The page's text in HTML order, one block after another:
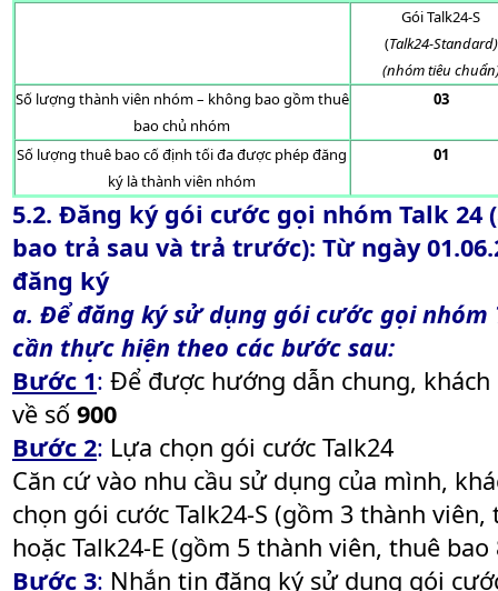
Gói Talk24-S
(Talk24-Standard)
(nhóm tiêu
Số lượng thành viên nhóm – không bao gồm thuê
bao chủ nhóm
03
Số lượng thuê bao cố định tối đa được phép đăng
ký là thành viên nhóm
01
5.2. Đăng ký gói cước gọi nhóm Talk 24
bao trả sau và trả trước): Từ ngày
đăng ký
a. Để đăng ký sử dụng gói cước gọi nhóm
cần thực hiện theo các bước sau:
Bước 1: Để được hướng dẫn chung,
về số 900
Bước 2: Lựa chọn gói cước Talk24
Căn cứ vào nhu cầu sử dụng của mình,
chọn gói cước Talk24-S (gồm 3 thành
hoặc Talk24-E (gồm 5 thành viên, thuê
Bước 3: Nhắn tin đăng ký sử dụng gói